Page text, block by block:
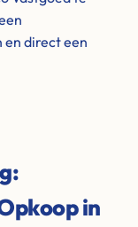
en direct een
in